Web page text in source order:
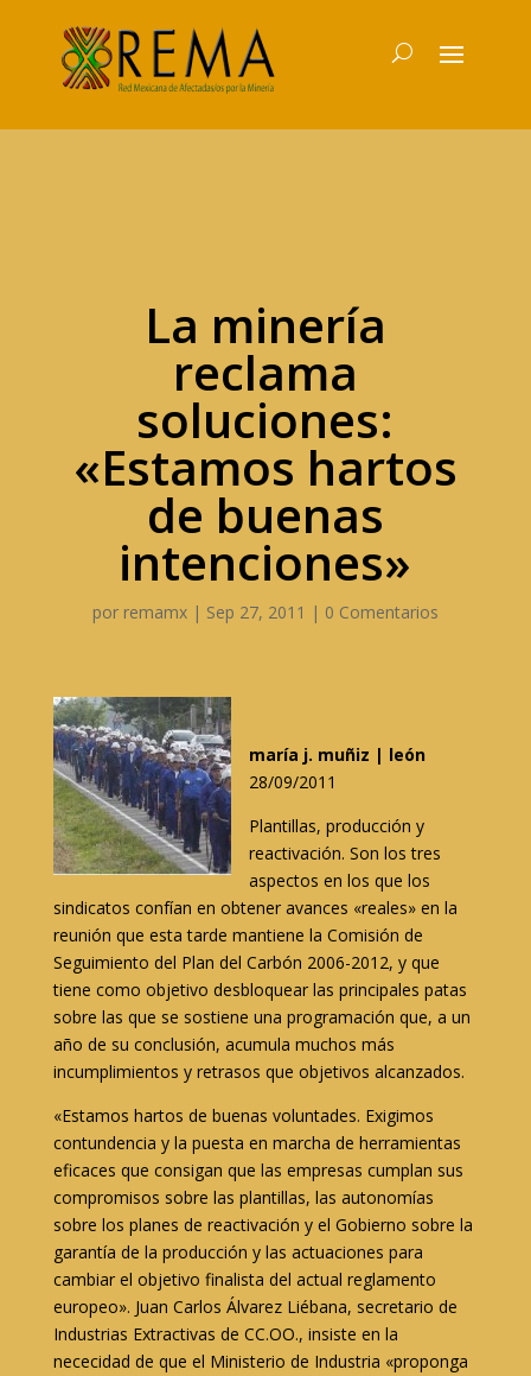
La minería
reclama
soluciones:
«Estamos hartos
de buenas
intenciones»
por remamx| Sep 27, 2011 | 0 Comentarios
maría j. muñiz | león
28/09/2011
Plantillas, producción y
reactivación. Son los tres
aspectos en los que los
sindicatos confían en obtener avances «reales» en la
reunión que esta tarde mantiene la Comisión de
Seguimiento del Plan del Carbón 2006-2012, y que
tiene como objetivo desbloquear las principales patas
sobre las que se sostiene una programación que, a un
año de su conclusión, acumula muchos más
incumplimientos y retrasos que objetivos alcanzados.
«Estamos hartos de buenas voluntades. Exigimos
contundencia y la puesta en marcha de herramientas
eficaces que consigan que las empresas cumplan sus
compromisos sobre las plantillas, las autonomías
sobre los planes de reactivación y el Gobierno sobre la
garantía de la producción y las actuaciones para
cambiar el objetivo finalista del actual reglamento
europeo». Juan Carlos Álvarez Liébana, secretario de
Industrias Extractivas de CC.OO., insiste en la
nececidad de que el Ministerio de Industria «proponga